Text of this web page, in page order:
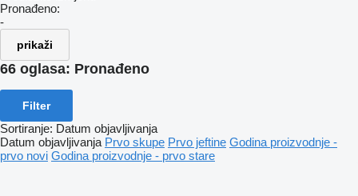
Pronađeno:
-
prikaži
66 oglasa: Pronađeno
Filter
Sortiranje: Datum objavljivanja
Datum objavljivanja Prvo skupe Prvo jeftine Godina proizvodnje -
prvo novi Godina proizvodnje - prvo stare